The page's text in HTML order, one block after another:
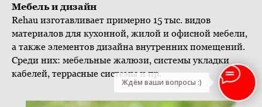
Мебель и дизайн
Rehau изготавливает примерно 15 тыс. видов
материалов для кухонной, жилой и офисной мебели,
а также элементов дизайна внутренних помещений.
Среди них: мебельные жалюзи, системы укладки
кабелей, террасные системы и пр.
Ждём ваши вопросы :)